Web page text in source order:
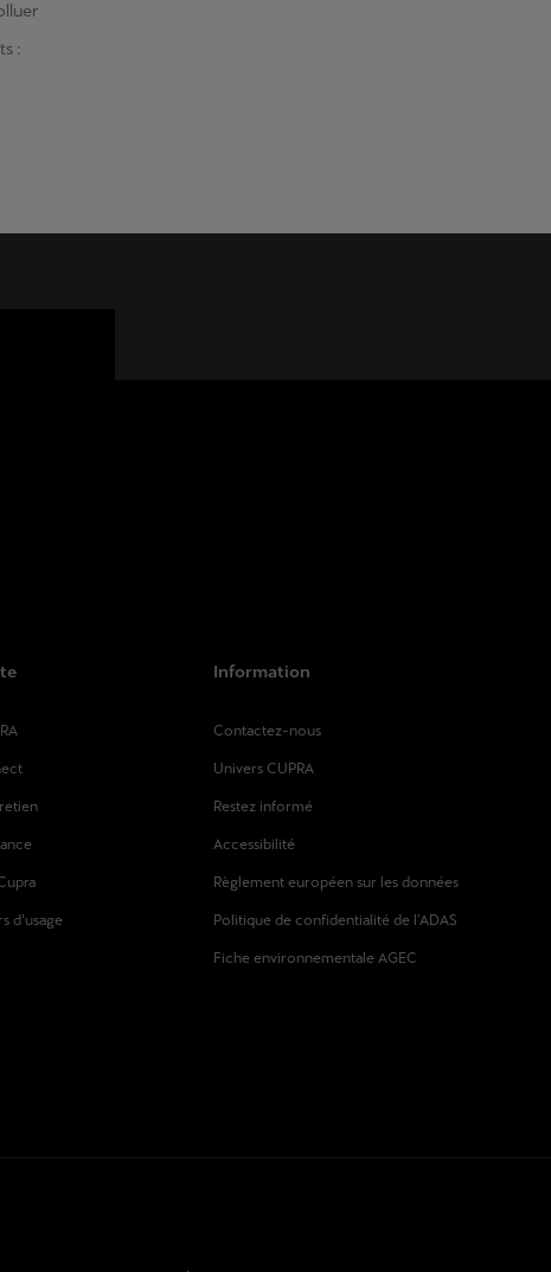
:
d’usage
Information
Contactez-nous
Univers CUPRA
Restez informé
Accessibilité
Règlement européen sur les données
Politique de confidentialité de l'ADAS
Fiche environnementale AGEC